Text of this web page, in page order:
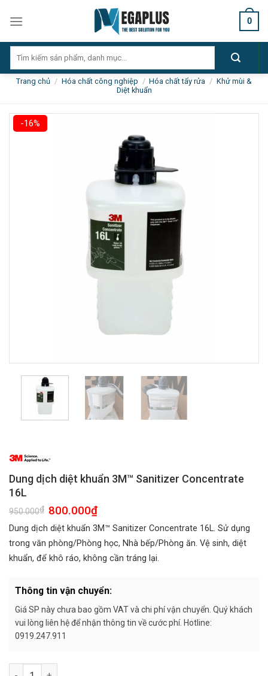
0
kiếm:
Trang chủ / Hóa chất công nghiệp / Hóa chất tẩy rửa / Khử mùi &
Diệt khuẩn
-16%
Dung dịch diệt khuẩn 3M™ Sanitizer Concentrate
16L
950.000₫ Giá
gốc
là:
950.000₫.
800.000₫Giá
tại
là:
800.000₫.
Dung dịch diệt khuẩn 3M™ Sanitizer Concentrate 16L. Sử dụng
trong văn phòng/Phòng học, Nhà bếp/Phòng ăn. Vệ sinh, diệt
khuẩn, để khô ráo, không cần tráng lại.
Thông tin vận chuyển:
Giá SP này chưa bao gồm VAT và chi phí vận chuyển. Quý khách
vui lòng liên hệ để nhận thông tin về cước phí. Hotline:
0919.247.911
Số lượng